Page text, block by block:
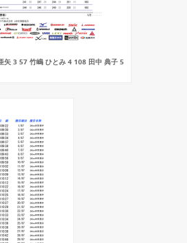
矢 3 57 竹嶋 ひとみ 4 108 田中 典子 5